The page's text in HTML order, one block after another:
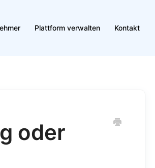
Plattform verwalten Kontakt
oder